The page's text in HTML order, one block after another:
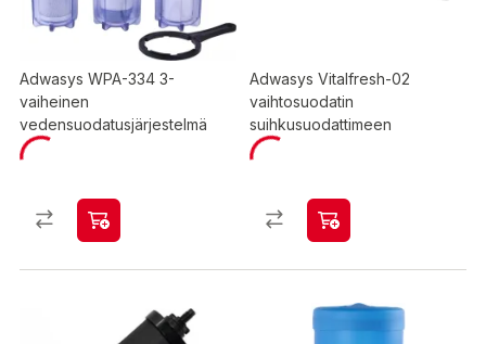
Adwasys WPA-334 3-
vaiheinen
vedensuodatusjärjestelmä
Adwasys Vitalfresh-02
vaihtosuodatin
suihkusuodattimeen